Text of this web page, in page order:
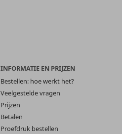
INFORMATIE EN PRIJZEN
Bestellen: hoe werkt het?
Veelgestelde vragen
Prijzen
Betalen
Proefdruk bestellen